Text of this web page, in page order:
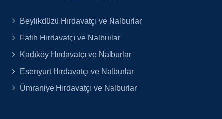
Beylikdüzü Hırdavatçı ve Nalburlar
Fatih Hırdavatçı ve Nalburlar
Kadıköy Hırdavatçı ve Nalburlar
Esenyurt Hırdavatçı ve Nalburlar
Ümraniye Hırdavatçı ve Nalburlar